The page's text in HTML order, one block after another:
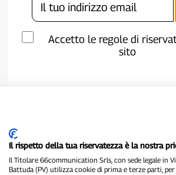
Accetto le regole di
sito
Il rispetto della tua riservatezza è la nostra
Il Titolare 66communication Srls, con sede legale in
Battuda (PV) utilizza cookie di prima e terze parti,